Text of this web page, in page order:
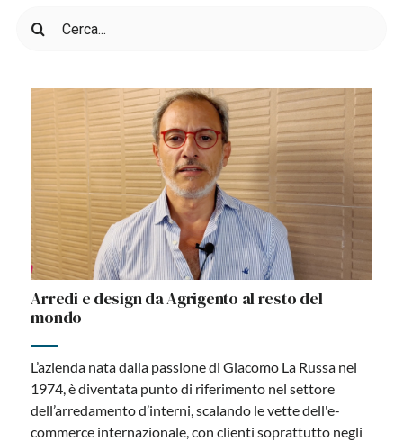
per:
Arredi e design da Agrigento al resto del
mondo
L’azienda nata dalla passione di Giacomo La Russa nel
1974, è diventata punto di riferimento nel settore
dell’arredamento d’interni, scalando le vette dell'e-
commerce internazionale, con clienti soprattutto negli